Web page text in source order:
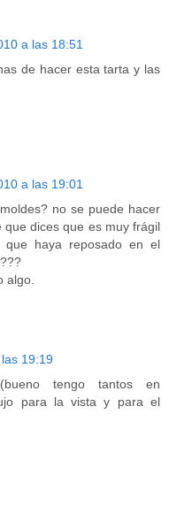
a las 18:51
de hacer esta tarta y las
a las 19:01
no se puede hacer
dices que es muy frágil
que haya reposado en el
algo.
19:19
tengo tantos en
para la vista y para el